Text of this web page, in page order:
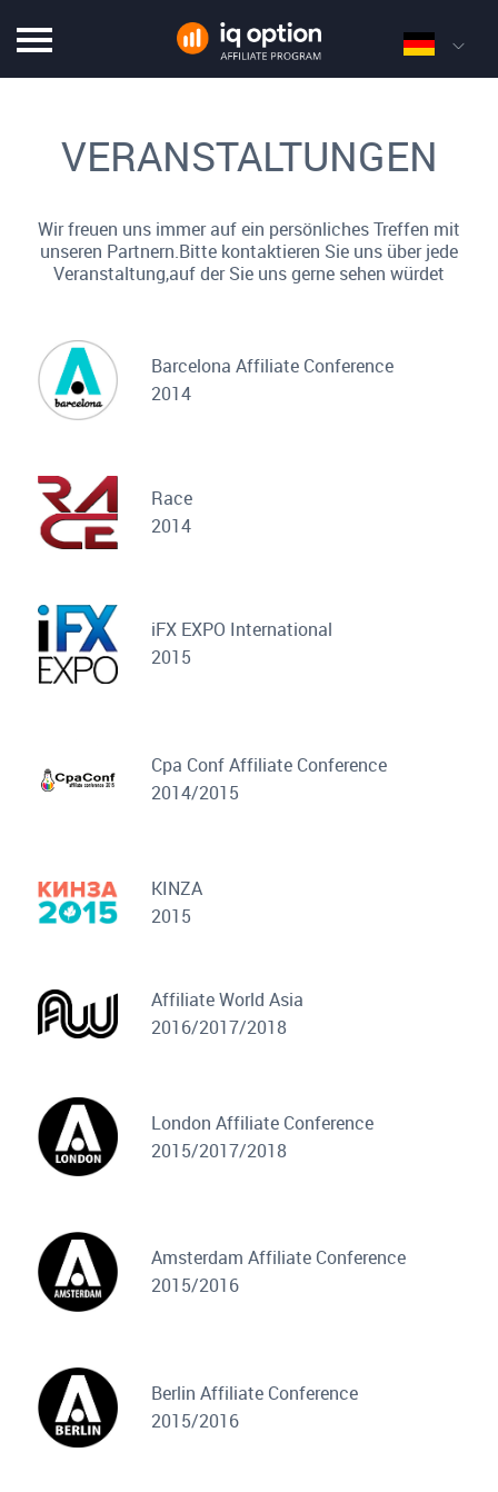
VERANSTALTUNGEN
Wir freuen uns immer auf ein persönliches Treffen mit
unseren Partnern.Bitte kontaktieren Sie uns über jede
Veranstaltung,auf der Sie uns gerne sehen würdet
Barcelona Affiliate Conference
2014
Race
2014
iFX EXPO International
2015
Cpa Conf Affiliate Conference
2014/2015
KINZA
2015
Affiliate World Asia
2016/2017/2018
London Affiliate Conference
2015/2017/2018
Amsterdam Affiliate Conference
2015/2016
Berlin Affiliate Conference
2015/2016